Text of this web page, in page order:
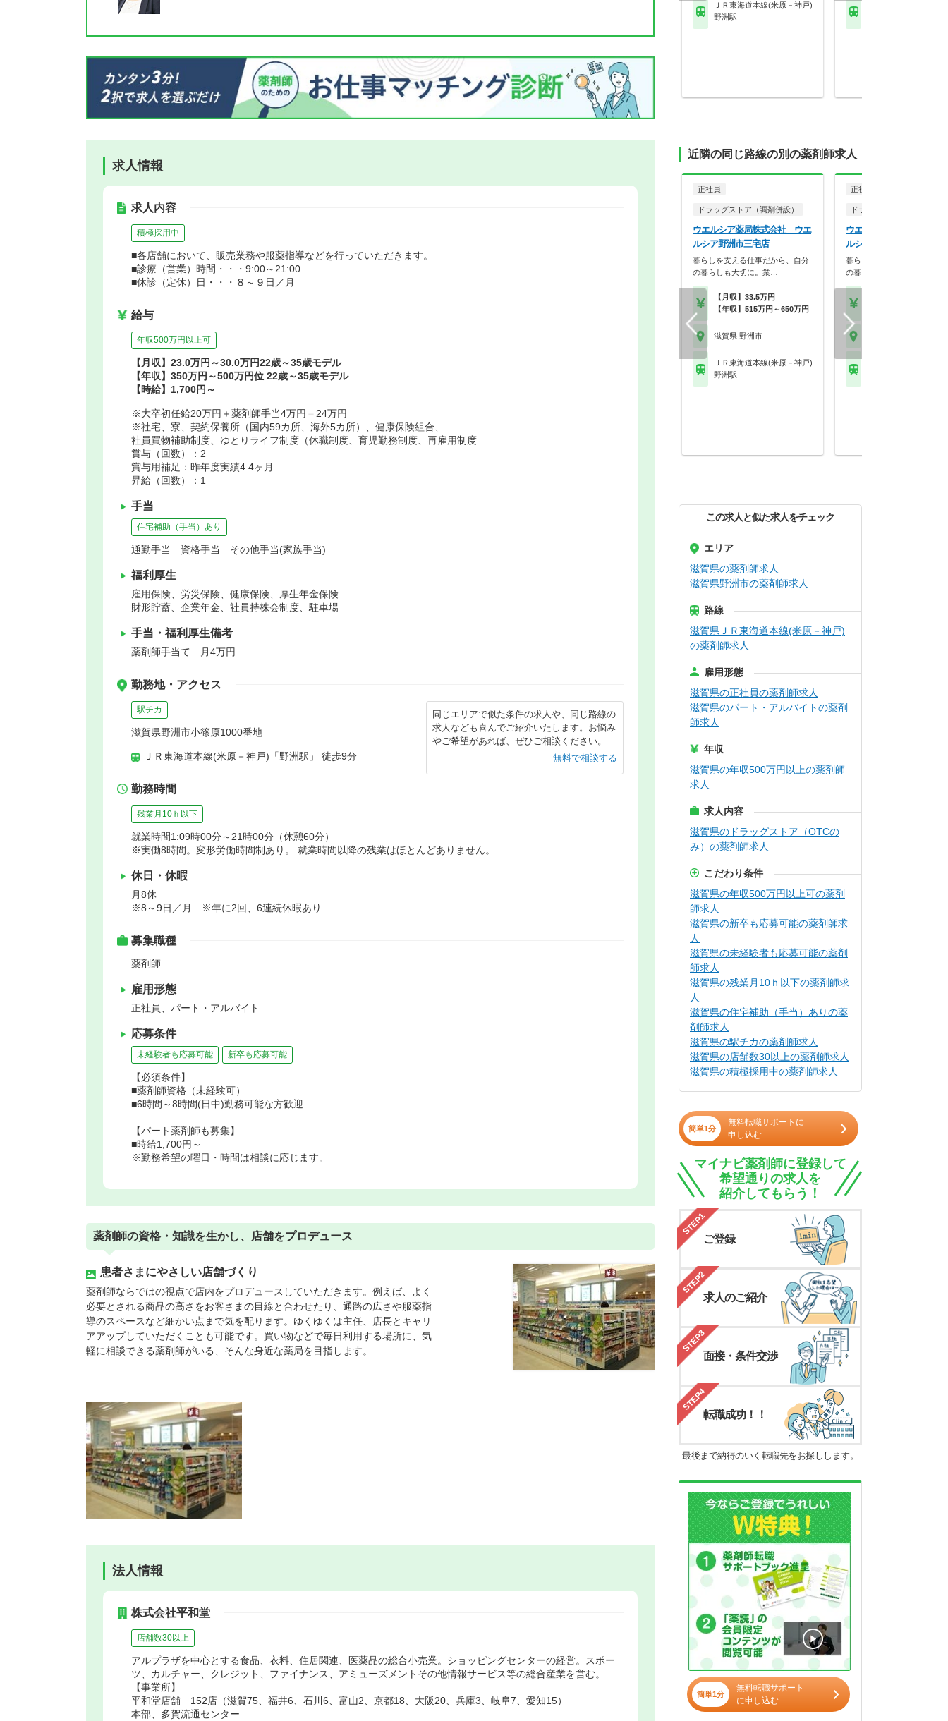
求人情報
求人内容
積極採用中
■各店舗において、販売業務や服薬指導などを行っていただきます。
■診療（営業）時間・・・9:00～21:00
■休診（定休）日・・・８～９日／月
給与
年収500万円以上可
【月収】23.0万円～30.0万円22歳～35歳モデル
【年収】350万円～500万円位 22歳～35歳モデル
【時給】1,700円～
※大卒初任給20万円＋薬剤師手当4万円＝24万円
※社宅、寮、契約保養所（国内59カ所、海外5カ所）、健康保険組合、
社員買物補助制度、ゆとりライフ制度（休職制度、育児勤務制度、再雇用制度
賞与（回数）：2
賞与用補足：昨年度実績4.4ヶ月
昇給（回数）：1
手当
住宅補助（手当）あり
通勤手当 資格手当 その他手当(家族手当)
福利厚生
雇用保険、労災保険、健康保険、厚生年金保険
財形貯蓄、企業年金、社員持株会制度、駐車場
手当・福利厚生備考
薬剤師手当て 月4万円
勤務地・アクセス
駅チカ
滋賀県野洲市小篠原1000番地
ＪＲ東海道本線(米原－神戸)「野洲駅」 徒歩9分
同じエリアで似た条件の求人や、同じ路線の
求人なども喜んでご紹介いたします。お悩み
やご希望があれば、ぜひご相談ください。
無料で相談する
勤務時間
残業月10ｈ以下
就業時間1:09時00分～21時00分（休憩60分）
※実働8時間。変形労働時間制あり。 就業時間以降の残業はほとんどありません。
休日・休暇
月8休
※8～9日／月 ※年に2回、6連続休暇あり
募集職種
薬剤師
雇用形態
正社員、パート・アルバイト
応募条件
未経験者も応募可能 新卒も応募可能
【必須条件】
■薬剤師資格（未経験可）
■6時間～8時間(日中)勤務可能な方歓迎
【パート薬剤師も募集】
■時給1,700円～
※勤務希望の曜日・時間は相談に応じます。
薬剤師の資格・知識を生かし、店舗をプロデュース
患者さまにやさしい店舗づくり
薬剤師ならではの視点で店内をプロデュースしていただきます。例えば、よく
必要とされる商品の高さをお客さまの目線と合わせたり、通路の広さや服薬指
導のスペースなど細かい点まで気を配ります。ゆくゆくは主任、店長とキャリ
アアップしていただくことも可能です。買い物などで毎日利用する場所に、気
軽に相談できる薬剤師がいる、そんな身近な薬局を目指します。
法人情報
株式会社平和堂
店舗数30以上
アルプラザを中心とする食品、衣料、住居関連、医薬品の総合小売業。ショッピングセンターの経営。スポー
ツ、カルチャー、クレジット、ファイナンス、アミューズメントその他情報サービス等の総合産業を営む。
【事業所】
平和堂店舗 152店（滋賀75、福井6、石川6、富山2、京都18、大阪20、兵庫3、岐阜7、愛知15）
本部、多賀流通センター
ＪＲ東海道本線(米原－神戸)
野洲駅
近隣の同じ路線の別の薬剤師求人
正社員
ドラッグストア（調剤併設）
ウエルシア薬局株式会社 ウエ
ルシア野洲市三宅店
暮らしを支える仕事だから、自分
の暮らしも大切に。業…
【月収】33.5万円
【年収】515万円～650万円
滋賀県 野洲市
ＪＲ東海道本線(米原－神戸)
野洲駅
正社員
ドラッグストア（調剤併設
ウエルシア薬局株式会社
ルシア野洲小篠原店
暮らしを支える仕事だから、
の暮らしも大切に。業…
この求人と似た求人をチェック
エリア
滋賀県の薬剤師求人
滋賀県野洲市の薬剤師求人
路線
滋賀県ＪＲ東海道本線(米原－神戸)
の薬剤師求人
雇用形態
滋賀県の正社員の薬剤師求人
滋賀県のパート・アルバイトの薬剤
師求人
年収
滋賀県の年収500万円以上の薬剤師
求人
求人内容
滋賀県のドラッグストア（OTCの
み）の薬剤師求人
こだわり条件
滋賀県の年収500万円以上可の薬剤
師求人
滋賀県の新卒も応募可能の薬剤師求
人
滋賀県の未経験者も応募可能の薬剤
師求人
滋賀県の残業月10ｈ以下の薬剤師求
人
滋賀県の住宅補助（手当）ありの薬
剤師求人
滋賀県の駅チカの薬剤師求人
滋賀県の店舗数30以上の薬剤師求人
滋賀県の積極採用中の薬剤師求人
簡単1分
無料転職サポートに
申し込む
マイナビ薬剤師に登録して
希望通りの求人を
紹介してもらう！
STEP1
ご登録
STEP2
求人のご紹介
STEP3
面接・条件交渉
STEP4
転職成功！！
最後まで納得のいく転職先をお探しします。
簡単1分
無料転職サポート
に申し込む